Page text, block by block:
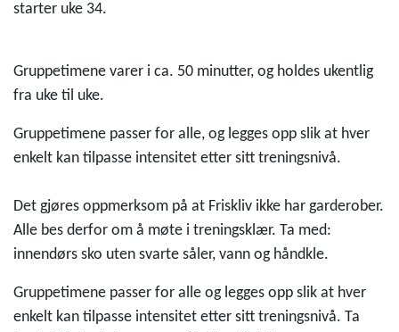
kl.
MediYoga1
starter uke 34.
Gruppetimene varer i ca. 50 minutter, og holdes ukentlig
fra uke til uke.
Gruppetimene passer for alle, og legges opp slik at hver
enkelt kan tilpasse intensitet etter sitt treningsnivå.
Det gjøres oppmerksom på at Friskliv ikke har garderober.
Alle bes derfor om å møte i treningsklær. Ta med:
innendørs sko uten svarte såler, vann og håndkle.
Gruppetimene passer for alle og legges opp slik at hver
enkelt kan tilpasse intensitet etter sitt treningsnivå. Ta